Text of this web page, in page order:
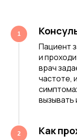
Пациент
и
врач
частоте,
вызывать
Как